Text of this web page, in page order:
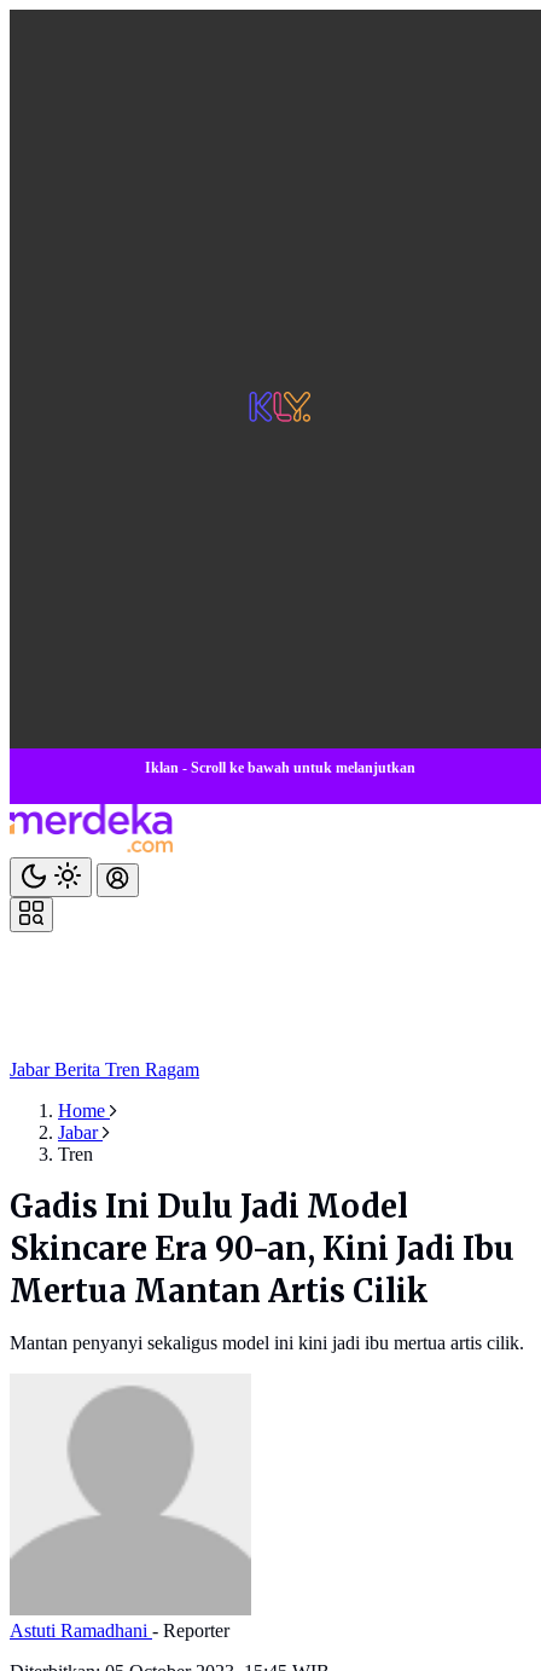
Iklan - Scroll ke bawah untuk melanjutkan
JabarBerita Tren Ragam
Home
Jabar
Tren
Gadis Ini Dulu Jadi Model
Skincare Era 90-an, Kini Jadi Ibu
Mertua Mantan Artis Cilik
Mantan penyanyi sekaligus model ini kini jadi ibu mertua artis cilik.
Astuti Ramadhani - Reporter